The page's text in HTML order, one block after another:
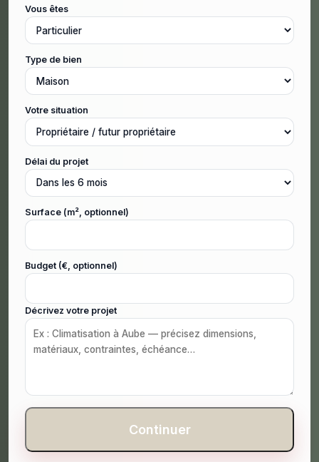
Vous êtes
Type de bien
Votre situation
Délai du projet
Surface (m², optionnel)
Budget (€, optionnel)
Décrivez votre projet
Continuer